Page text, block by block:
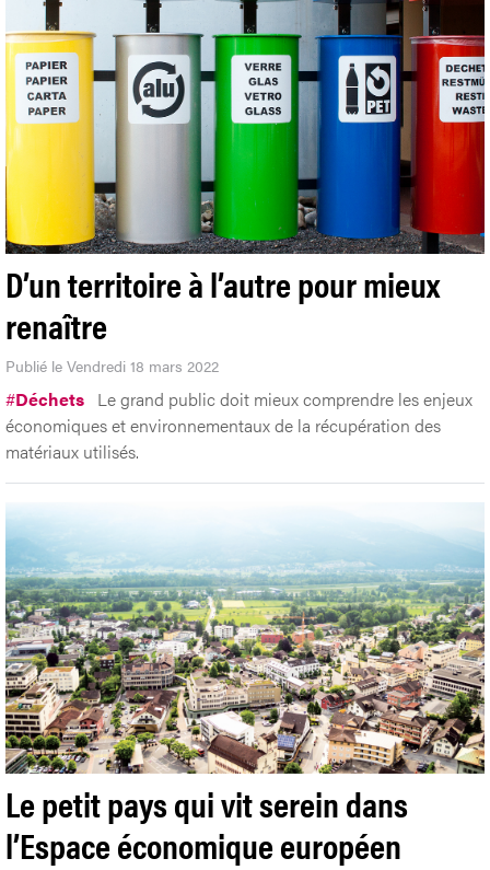
D’un territoire à l’autre pour mieux
renaître
Publié le Vendredi 18 mars 2022
#Déchets Le grand public doit mieux comprendre les enjeux
économiques et environnementaux de la récupération des
matériaux utilisés.
Le petit pays qui vit serein dans
l’Espace économique européen